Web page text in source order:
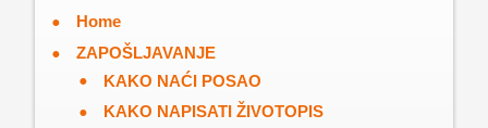
Home
ZAPOŠLJAVANJE
KAKO NAĆI POSAO
KAKO NAPISATI ŽIVOTOPIS